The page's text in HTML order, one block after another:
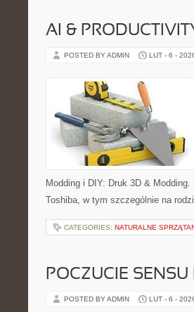
AI &
POSTED BY ADMIN LUT - 6 -
Modding i DIY: Druk 3D &
Toshiba, w tym szczególnie na
CATEGORIES: NATURALNE
POCZUCIE
POSTED BY ADMIN LUT - 6 -